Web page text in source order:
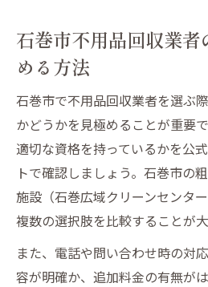
石巻市不用品回収業
める方法
石巻市で不用品回収業者を選ぶ
かどうかを見極めることが重要
適切な資格を持っているかを公
トで確認しましょう。石巻市の
施設（石巻広域クリーンセンタ
複数の選択肢を比較することが大
また、電話や問い合わせ時の対
容が明確か、追加料金の有無が